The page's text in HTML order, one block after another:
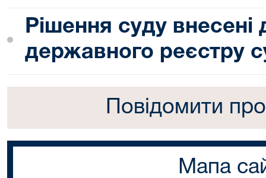
Рішення суду
державного реєстру
Повідомити
Мапа